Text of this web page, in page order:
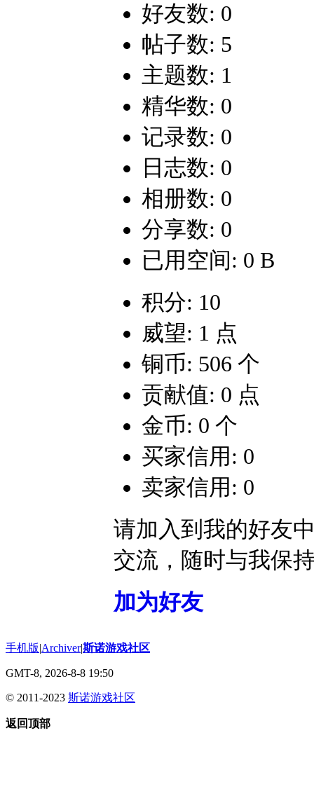
好友数: 0
帖子数: 5
主题数: 1
精华数: 0
记录数: 0
日志数: 0
相册数: 0
分享数: 0
已用空间: 0 B
积分: 10
威望: 1 点
铜币: 506 个
贡献值: 0 点
金币: 0 个
买家信用: 0
卖家信用: 0
请加入到我的好友
交流，随时与我保
加为好友
手机版|Archiver|斯诺游戏社区
GMT-8, 2026-8-8 19:50
© 2011-2023 斯诺游戏社区
返回顶部